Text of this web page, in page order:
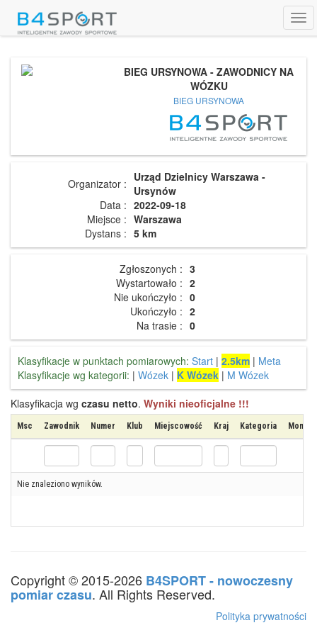
BIEG URSYNOWA - ZAWODNICY NA
WÓZKU
BIEG URSYNOWA
Organizator : Urząd Dzielnicy Warszawa -
Ursynów
Data : 2022-09-18
Miejsce : Warszawa
Dystans : 5 km
Zgłoszonych : 3
Wystartowało : 2
Nie ukończyło : 0
Ukończyło : 2
Na trasie : 0
Klasyfikacje w punktach pomiarowych: Start | 2.5km | Meta
Klasyfikacje wg kategorii: | Wózek | K Wózek | M Wózek
Klasyfikacja wg czasu netto. Wyniki nieoficjalne !!!
Msc Zawodnik Numer Klub Miejscowość Kraj Kategoria
Nie znaleziono wyników.
Copyright © 2015-2026 B4SPORT - nowoczesny
pomiar czasu. All Rights Reserved.
Polityka prywatności